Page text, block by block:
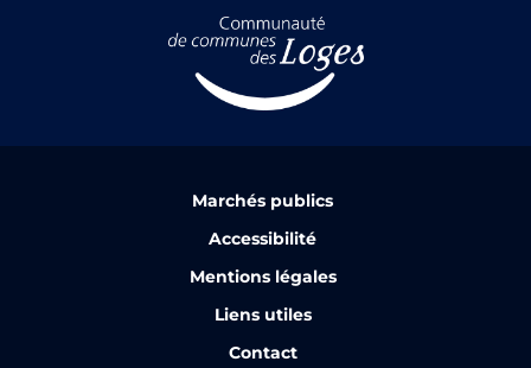
Marchés publics
Accessibilité
Mentions légales
Liens utiles
Contact